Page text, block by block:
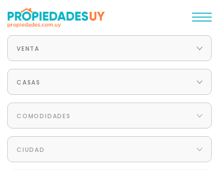
VENTA
CASAS
COMODIDADES
CIUDAD